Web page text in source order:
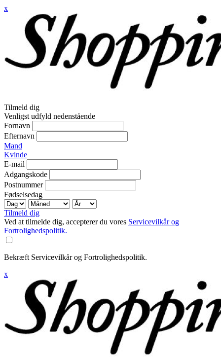
x
Tilmeld dig
Venligst udfyld nedenstående
Fornavn
Efternavn
Mand
Kvinde
E-mail
Adgangskode
Postnummer
Fødselsedag
Tilmeld dig
Ved at tilmelde dig, accepterer du vores Servicevilkår og
Fortrolighedspolitik.
Bekræft Servicevilkår og Fortrolighedspolitik.
x